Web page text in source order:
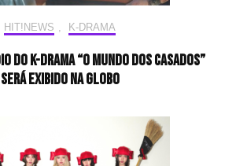
HIT!NEWS K-DRAMA
do K-drama “O Mundo dos Casados”
será exibido na Globo